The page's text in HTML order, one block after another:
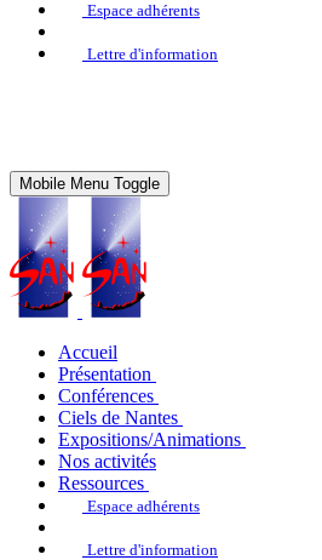
Espace adhérents
Lettre d'information
Mobile Menu Toggle
Accueil
Présentation
Conférences
Ciels de Nantes
Expositions/Animations
Nos activités
Ressources
Espace adhérents
Lettre d'information